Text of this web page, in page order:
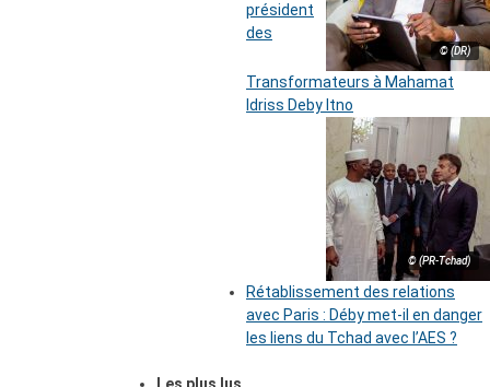
© (DR)
président
des
Transformateurs à Mahamat
Idriss Deby Itno
© (PR-Tchad)
Rétablissement des relations
avec Paris : Déby met-il en danger
les liens du Tchad avec l’AES ?